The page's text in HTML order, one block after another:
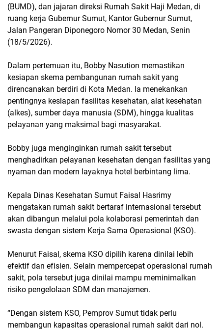
(BUMD), dan jajaran direksi Rumah Sakit Haji Medan, di
ruang kerja Gubernur Sumut, Kantor Gubernur Sumut,
Jalan Pangeran Diponegoro Nomor 30 Medan, Senin
(18/5/2026).
Dalam pertemuan itu, Bobby Nasution memastikan
kesiapan skema pembangunan rumah sakit yang
direncanakan berdiri di Kota Medan. Ia menekankan
pentingnya kesiapan fasilitas kesehatan, alat kesehatan
(alkes), sumber daya manusia (SDM), hingga kualitas
pelayanan yang maksimal bagi masyarakat.
Bobby juga menginginkan rumah sakit tersebut
menghadirkan pelayanan kesehatan dengan fasilitas yang
nyaman dan modern layaknya hotel berbintang lima.
Kepala Dinas Kesehatan Sumut Faisal Hasrimy
mengatakan rumah sakit bertaraf internasional tersebut
akan dibangun melalui pola kolaborasi pemerintah dan
swasta dengan sistem Kerja Sama Operasional (KSO).
Menurut Faisal, skema KSO dipilih karena dinilai lebih
efektif dan efisien. Selain mempercepat operasional rumah
sakit, pola tersebut juga dinilai mampu meminimalkan
risiko pengelolaan SDM dan manajemen.
“Dengan sistem KSO, Pemprov Sumut tidak perlu
membangun kapasitas operasional rumah sakit dari nol.